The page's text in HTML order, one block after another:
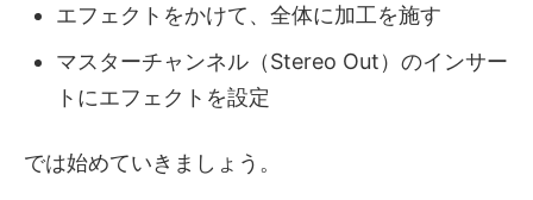
エフェクトをかけて、全体に加工を施す
マスターチャンネル（Stereo Out）のインサー
トにエフェクトを設定
では始めていきましょう。